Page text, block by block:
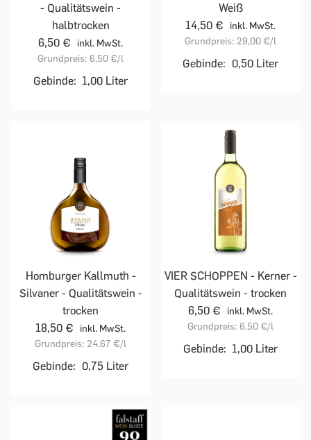
- Qualitätswein -
halbtrocken
6,50 €
inkl. MwSt.
Grundpreis: 6,50 €/l
Gebinde: 1,00 Liter
Weiß
14,50 €
inkl. MwSt.
Grundpreis: 29,00 €/l
Gebinde: 0,50 Liter
Homburger Kallmuth -
Silvaner - Qualitätswein -
trocken
18,50 €
inkl. MwSt.
Grundpreis: 24,67 €/l
Gebinde: 0,75 Liter
VIER SCHOPPEN - Kerner -
Qualitätswein - trocken
6,50 €
inkl. MwSt.
Grundpreis: 6,50 €/l
Gebinde: 1,00 Liter